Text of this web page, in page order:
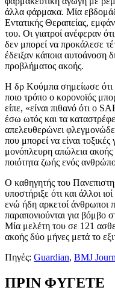
άλλα φάρμακα. Μία
Εντατικής Θεραπείας,
του. Οι γιατροί ανέφεραν
δεν μπορεί να προκάλεσε
έδειξαν κάποια αυτοάνοση
προβλήματος ακοής.
Η δρ Κούμπα σημείωσε ότι
ποιο τρόπο ο κορονοϊός
είπε, «είναι πιθανό ότι ο
έσω ωτός και τα
απελευθερώνει
που μπορεί να είναι
μονόπλευρη απώλεια ακοής
ποιότητα ζωής ενός
Ο καθηγητής του
υποστήριξε ότι και άλλοι
ενώ ήδη αρκετοί άνθρωποι
παραπονιούνται για βόμβο
Μία μελέτη του σε 121
ακοής δύο μήνες μετά το
Πηγές: Guardian, BMJ
ΠΡΙΝ ΦΥΓΕΤΕ